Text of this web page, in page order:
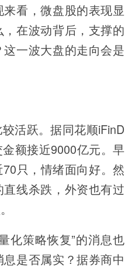
看，微盘股的表现显
在波动背后，支撑的
一波大盘的走向会是
活跃。据同花顺iFinD
额接近9000亿元。早
只，情绪面向好。然
线杀跌，外资也有过
化策略恢复”的消息也
是否属实？据券商中